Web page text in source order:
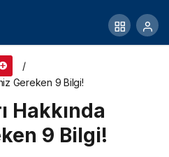
Gereken 9 Bilgi!
Hakkında
9 Bilgi!